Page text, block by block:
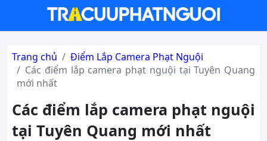
Trang chủ
Điểm Lắp Camera Phạt Nguội
Các điểm lắp camera phạt nguội tại Tuyên Quang
mới nhất
Các điểm lắp camera phạt nguội
tại Tuyên Quang mới nhất